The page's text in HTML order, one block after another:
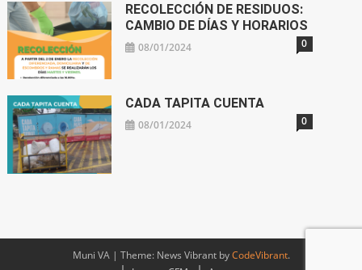
RECOLECCIÓN DE RESIDUOS:
CAMBIO DE DÍAS Y HORARIOS
08/01/2024 0
CADA TAPITA CUENTA
08/01/2024 0
Muni VA | Theme: News Vibrant byCodeVibrant.